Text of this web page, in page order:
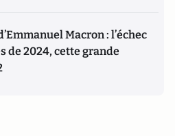
Macron : l’échec
de 2024, cette grande